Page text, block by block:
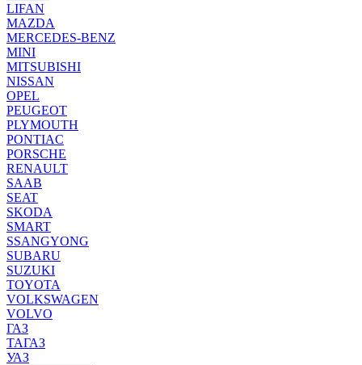
LIFAN
MAZDA
MERCEDES-BENZ
MINI
MITSUBISHI
NISSAN
OPEL
PEUGEOT
PLYMOUTH
PONTIAC
PORSCHE
RENAULT
SAAB
SEAT
SKODA
SMART
SSANGYONG
SUBARU
SUZUKI
TOYOTA
VOLKSWAGEN
VOLVO
ГАЗ
ТАГАЗ
УАЗ